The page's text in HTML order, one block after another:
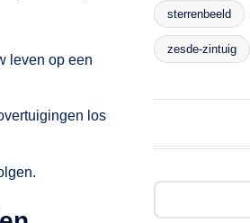
leven op een
los
sterrenbeeld
zesde-zintuig